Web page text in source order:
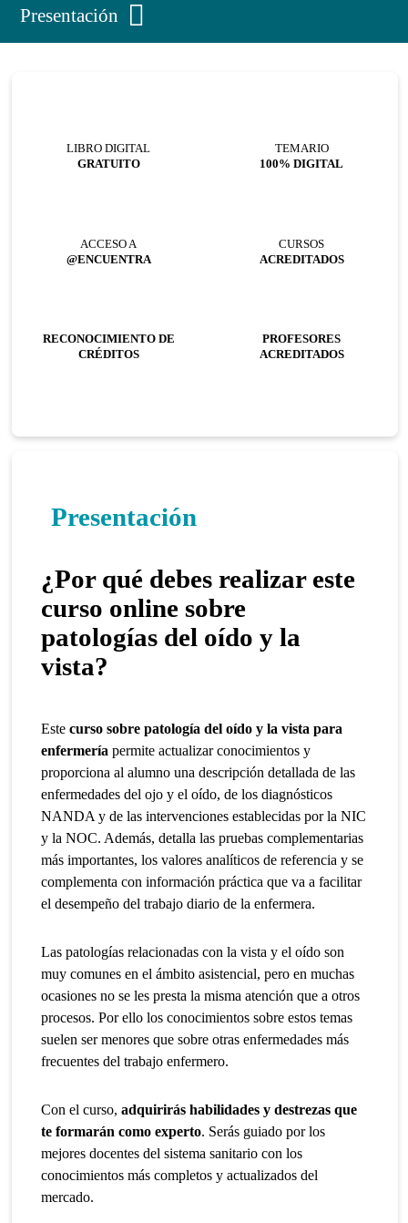
Presentación
LIBRO DIGITAL
GRATUITO
TEMARIO
100% DIGITAL
ACCESO A
@ENCUENTRA
CURSOS
ACREDITADOS
RECONOCIMIENTO DE
CRÉDITOS
PROFESORES
ACREDITADOS
Presentación
¿Por qué debes realizar este
curso online sobre
patologías del oído y la
vista?
Estecurso sobre patología del oído y la vista para
enfermería permite actualizar conocimientos y
proporciona al alumno una descripción detallada de las
enfermedades del ojo y el oído, de los diagnósticos
NANDA y de las intervenciones establecidas por la NIC
y la NOC. Además, detalla las pruebas complementarias
más importantes, los valores analíticos de referencia y se
complementa con información práctica que va a facilitar
el desempeño del trabajo diario de la enfermera.
Las patologías relacionadas con la vista y el oído son
muy comunes en el ámbito asistencial, pero en muchas
ocasiones no se les presta la misma atención que a otros
procesos. Por ello los conocimientos sobre estos temas
suelen ser menores que sobre otras enfermedades más
frecuentes del trabajo enfermero.
Con el curso,adquirirás habilidades y destrezas que
te formarán como experto. Serás guiado por los
mejores docentes del sistema sanitario con los
conocimientos más completos y actualizados del
mercado.